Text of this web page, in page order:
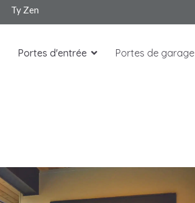
Ty Zen
Portes d'entrée Portes de garage